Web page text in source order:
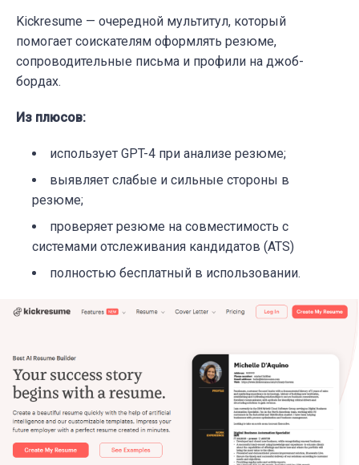
Kickresume — очередной мультитул, который
помогает соискателям оформлять резюме,
сопроводительные письма и профили на джоб-
бордах.
Из плюсов:
использует GPT-4 при анализе резюме;
выявляет слабые и сильные стороны в
резюме;
проверяет резюме на совместимость с
системами отслеживания кандидатов (ATS)
полностью бесплатный в использовании.